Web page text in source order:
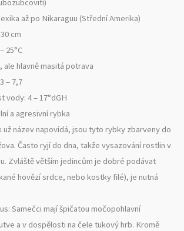
až po Nikaraguu (Střední Amerika)
cm
25°C
ale hlavně masitá potrava
– 7,7
vody: 4 – 17°dGH
a agresivní rybka
už název napovídá, jsou tyto rybky zbarveny do
Často ryjí do dna, takže vysazování rostlin v
Zvláště větším jedincům je dobré podávat
hovězí srdce, nebo kostky filé), je nutná
Samečci mají špičatou močopohlavní
a v dospělosti na čele tukový hrb. Kromě